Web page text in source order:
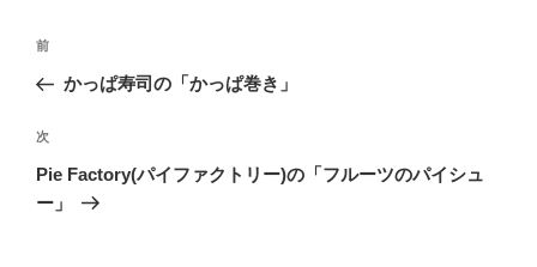
投
ナ
ビ
ゲ
ー
前
の
稿
前
かっぱ寿司の「かっぱ巻き」
次
の
次
Pie Factory(パイファクトリー)の「フルーツのパイシュ
ー」